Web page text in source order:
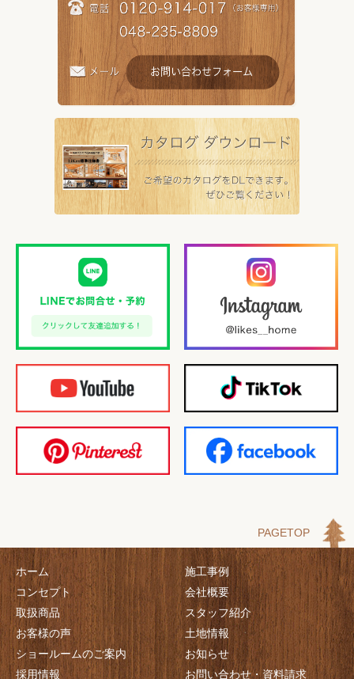
PAGETOP
ホーム
コンセプト
取扱商品
お客様の声
ショールームのご案内
採用情報
施工事例
会社概要
スタッフ紹介
土地情報
お知らせ
お問い合わせ・資料請求